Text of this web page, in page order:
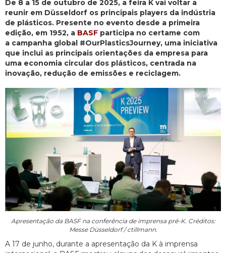
De 8 a 15 de outubro de 2025, a feira K vai voltar a
reunir em Düsseldorf os principais players da indústria
de plásticos. Presente no evento desde a primeira
edição, em 1952, a BASF participa no certame com
a campanha global #OurPlasticsJourney, uma iniciativa
que inclui as principais orientações da empresa para
uma economia circular dos plásticos, centrada na
inovação, redução de emissões e reciclagem.
Apresentação da BASF na conferência de imprensa pré-K. Créditos:
Messe Düsseldorf / ctillmann.
A 17 de junho, durante a apresentação da K à imprensa